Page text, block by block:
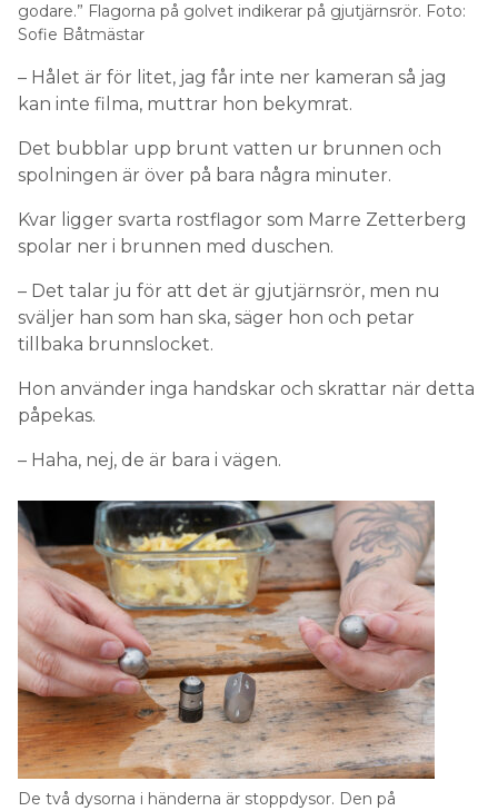
godare.” Flagorna på golvet indikerar på gjutjärnsrör. Foto:
Sofie Båtmästar
– Hålet är för litet, jag får inte ner kameran så jag
kan inte filma, muttrar hon bekymrat.
Det bubblar upp brunt vatten ur brunnen och
spolningen är över på bara några minuter.
Kvar ligger svarta rostflagor som Marre Zetterberg
spolar ner i brunnen med duschen.
– Det talar ju för att det är gjutjärnsrör, men nu
sväljer han som han ska, säger hon och petar
tillbaka brunnslocket.
Hon använder inga handskar och skrattar när detta
påpekas.
– Haha, nej, de är bara i vägen.
De två dysorna i händerna är stoppdysor. Den på